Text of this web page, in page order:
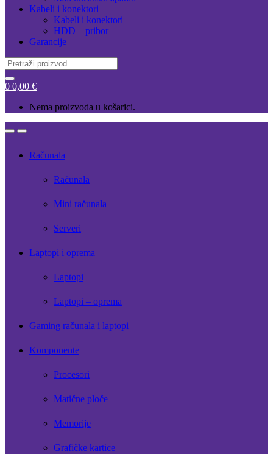
Kabeli i konektori
Kabeli i konektori
HDD – pribor
Garancije
Search
for:
0 0,00 €
Nema proizvoda u košarici.
OpenClose
Računala
Računala
Mini računala
Serveri
Laptopi i oprema
Laptopi
Laptopi – oprema
Gaming računala i laptopi
Komponente
Procesori
Matične ploče
Memorije
Grafičke kartice